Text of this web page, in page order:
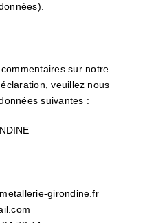
sur notre
veuillez nous
suivantes :
girondine.fr